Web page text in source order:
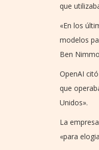
que
«En los
modelos
Ben
OpenAI
que
Unidos».
La
«para